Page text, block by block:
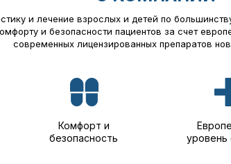
и лечение взрослых и детей по
и безопасности пациентов за счет
современных лицензированных препаратов
Комфорт и
безопасность
уровень